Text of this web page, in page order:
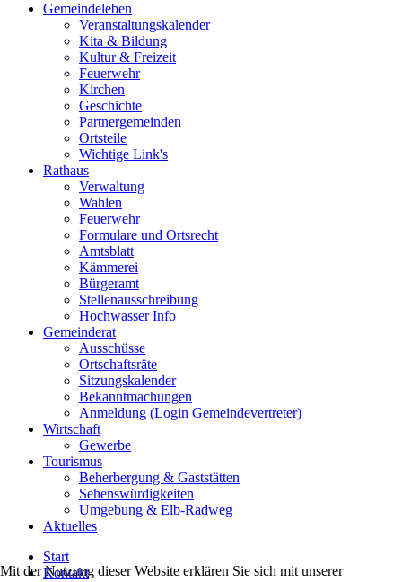
Gemeindeleben
Veranstaltungskalender
Kita & Bildung
Kultur & Freizeit
Feuerwehr
Kirchen
Geschichte
Partnergemeinden
Ortsteile
Wichtige Link's
Rathaus
Verwaltung
Wahlen
Feuerwehr
Formulare und Ortsrecht
Amtsblatt
Kämmerei
Bürgeramt
Stellenausschreibung
Hochwasser Info
Gemeinderat
Ausschüsse
Ortschaftsräte
Sitzungskalender
Bekanntmachungen
Anmeldung (Login Gemeindevertreter)
Wirtschaft
Gewerbe
Tourismus
Beherbergung & Gaststätten
Sehenswürdigkeiten
Umgebung & Elb-Radweg
Aktuelles
Start
Kontakt
Mit der Nutzung dieser Website erklären Sie sich mit unserer